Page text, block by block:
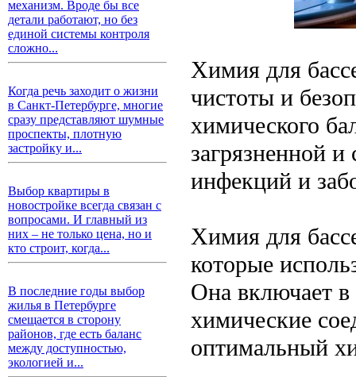
механизм. Вроде бы все
детали работают, но без
единой системы контроля
сложно...
Когда речь заходит о жизни
в Санкт-Петербурге, многие
сразу представляют шумные
проспекты, плотную
застройку и...
Выбор квартиры в
новостройке всегда связан с
вопросами. И главный из
них – не только цена, но и
кто строит, когда...
В последние годы выбор
жилья в Петербурге
смещается в сторону
районов, где есть баланс
между доступностью,
экологией и...
Химия для
чистоты и
химического
загрязненной
инфекций и
Химия для
которые
Она включает в
химические
оптимальный